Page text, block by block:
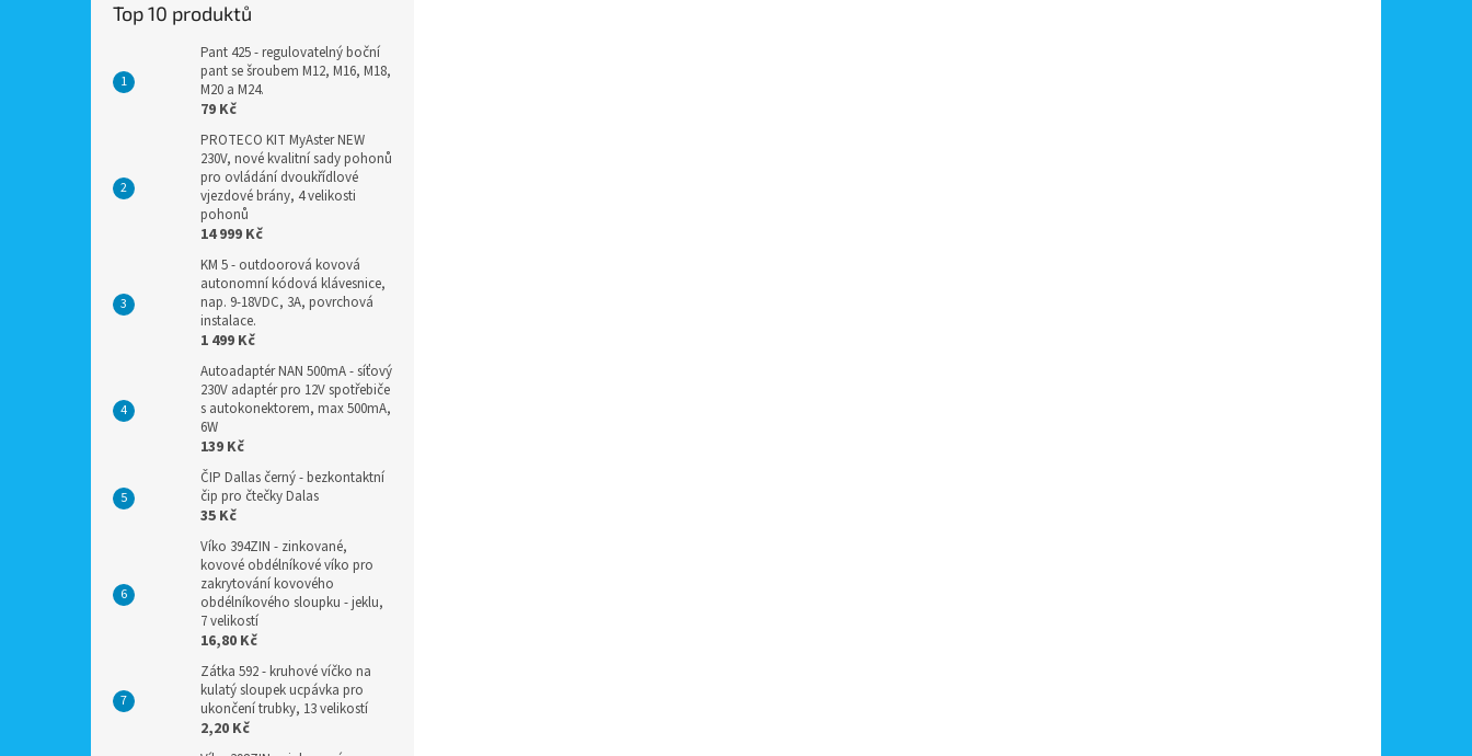
Top 10 produktů
Pant 425 - regulovatelný boční
pant se šroubem M12, M16, M18,
M20 a M24.
79 Kč
PROTECO KIT MyAster NEW
230V, nové kvalitní sady pohonů
pro ovládání dvoukřídlové
vjezdové brány, 4 velikosti
pohonů
14 999 Kč
KM 5 - outdoorová kovová
autonomní kódová klávesnice,
nap. 9-18VDC, 3A, povrchová
instalace.
1 499 Kč
Autoadaptér NAN 500mA - síťový
230V adaptér pro 12V spotřebiče
s autokonektorem, max 500mA,
6W
139 Kč
ČIP Dallas černý - bezkontaktní
čip pro čtečky Dalas
35 Kč
Víko 394ZIN - zinkované,
kovové obdélníkové víko pro
zakrytování kovového
obdélníkového sloupku - jeklu,
7 velikostí
16,80 Kč
Zátka 592 - kruhové víčko na
kulatý sloupek ucpávka pro
ukončení trubky, 13 velikostí
2,20 Kč